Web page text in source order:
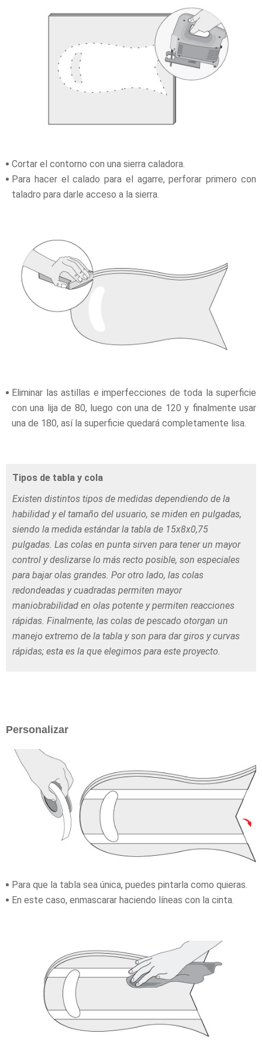
Cortar el contorno con una sierra caladora.
Para hacer el calado para el agarre, perforar primero con
taladro para darle acceso a la sierra.
Eliminar las astillas e imperfecciones de toda la superficie
con una lija de 80, luego con una de 120 y finalmente usar
una de 180, así la superficie quedará completamente lisa.
Tipos de tabla y cola
Existen distintos tipos de medidas dependiendo de la
habilidad y el tamaño del usuario, se miden en pulgadas,
siendo la medida estándar la tabla de 15x8x0,75
pulgadas. Las colas en punta sirven para tener un mayor
control y deslizarse lo más recto posible, son especiales
para bajar olas grandes. Por otro lado, las colas
redondeadas y cuadradas permiten mayor
maniobrabilidad en olas potente y permiten reacciones
rápidas. Finalmente, las colas de pescado otorgan un
manejo extremo de la tabla y son para dar giros y curvas
rápidas; esta es la que elegimos para este proyecto.
Personalizar
Para que la tabla sea única, puedes pintarla como quieras.
En este caso, enmascarar haciendo líneas con la cinta.